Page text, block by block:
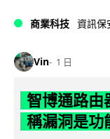
商業科技 資訊保
Vin 1 日
智博通路由
稱漏洞是功